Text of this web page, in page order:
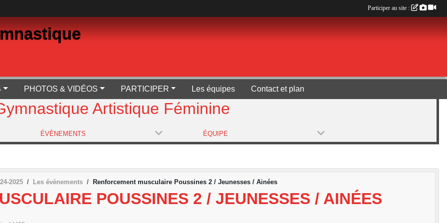
PHOTOS & VIDÉOS PARTICIPER Les équipes Contact et plan
Artistique Féminine
ÉVÈNEMENTS ÉQUIPE
2025 Les évènements Renforcement musculaire Poussines 2 / Jeunesses / Ainées
POUSSINES 2 / JEUNESSES / AINÉES
Participer au site :